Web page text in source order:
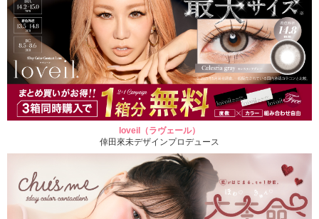
loveil（ラヴェール）
倖田來未デザインプロデュース